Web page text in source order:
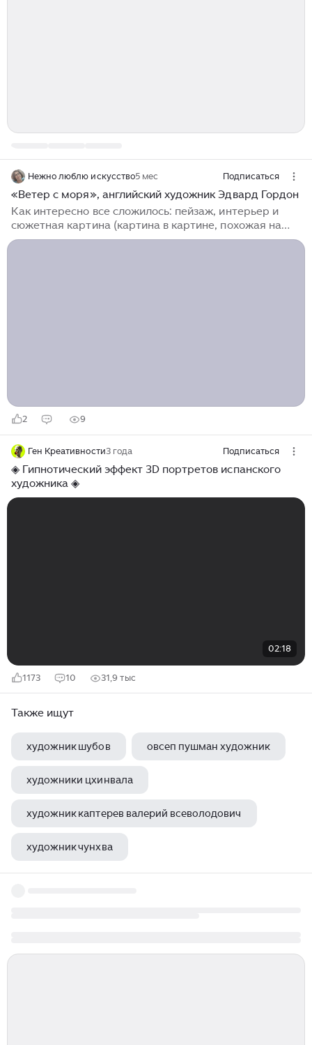
Нежно люблю искусство5 мес Подписаться
«Ветер с моря», английский художник Эдвард Гордон
Как интересно все сложилось: пейзаж, интерьер и
сюжетная картина (картина в картине, похожая на
зеркало, как будто взгляд в прошлое). Очень много
2 9
Ген Креативности3 года Подписаться
◈ Гипнотический эффект 3D портретов испанского
художника ◈
02:18
1173 10 31,9 тыс
Также ищут
художник шубов овсеп пушман художник
художники цхинвала
художник каптерев валерий всеволодович
художник чунхва